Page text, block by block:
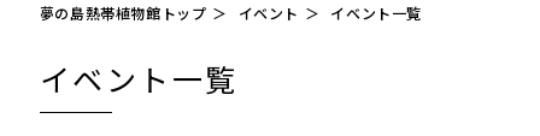
夢の島熱帯植物館トップ イベント イベント一覧
イベント一覧